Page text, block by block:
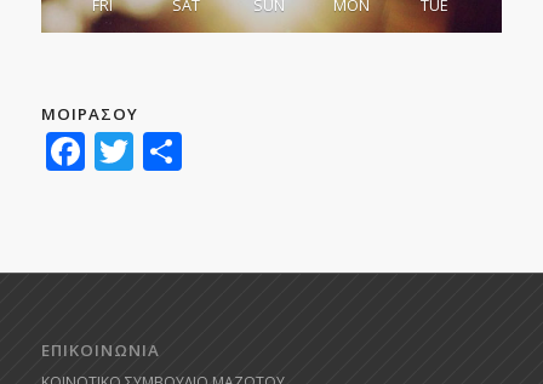
FRI SAT SUN MON TUE
ΜΟΙΡΑΣΟΥ
Facebook
Twitter
Μοιραστείτε
ΕΠΙΚΟΙΝΩΝΙΑ